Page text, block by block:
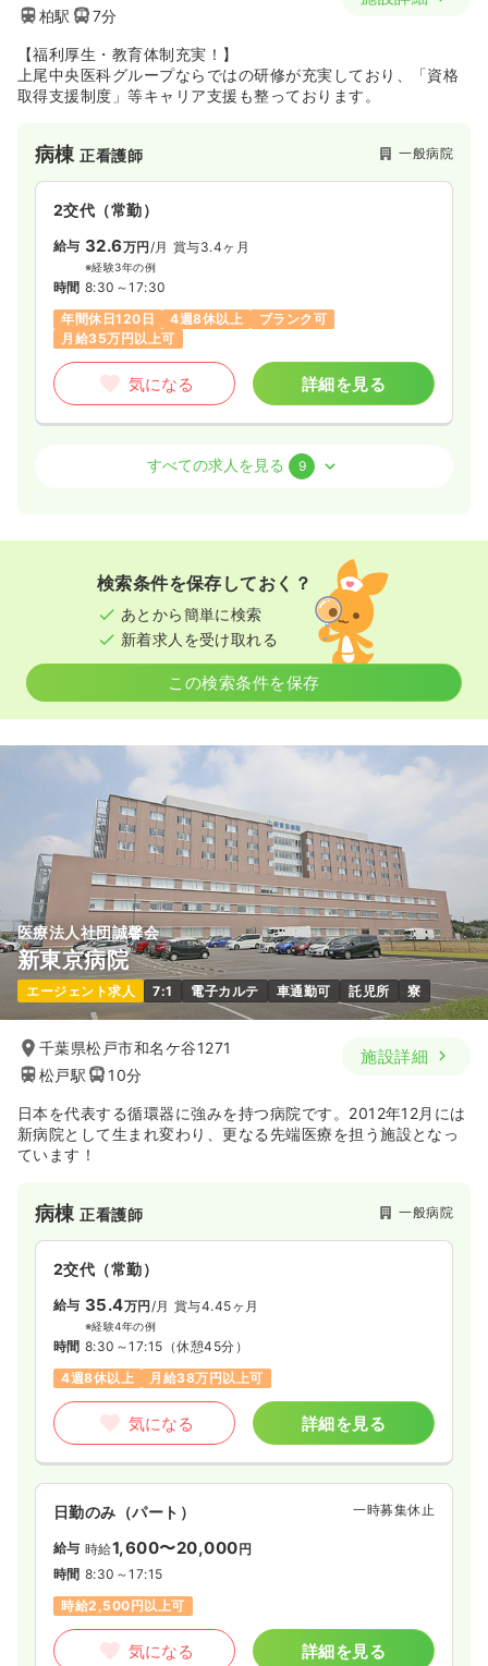
※経験3年の例
土日休み
年間休日124日 月給36万円以上可
日勤のみ（常勤）
給与 28.1万円/月 賞与2回
※経験3年の例
時間 8:30～17:30
土日休み
年間休日124日 月給32万円以上可
気になる 詳細を見る
ICU系
担当業務未経験可
月給37万円以上可
気になる 詳細を見る
一時募集休止
39.3 賞与2回
※経験7年の例
16:30～9:00
年間休日124日
4週8休以上
担当業務未経験可
月給39万円以上可
気になる 詳細を見る
病棟助産師 一般病院
2交代（常勤） 一時募集休止
※経験3年の例
時間 8:30～17:30
年間休日124日
夜勤のみ（常勤）
給与 39.9 賞与2回
※経験7年の例
年間休日124日
4週8休以上
ブランク可
月給39万円以上可
訪問看護正看護師
給与 28.3 万円/月 賞与2回
柏駅 7分
【福利厚生・教育体制充実！】
上尾中央医科グループならではの研修が充実しており、「資格
取得支援制度」等キャリア支援も整っております。
病棟正看護師 一般病院
2交代（常勤）
給与 32.6万円 /月 賞与3.4ヶ月
※経験3年の例
時間 8:30～17:30
年間休日120日
4週8休以上
ブランク可
月給35万円以上可
気になる 詳細を見る
オペ室(手術室)正看護師
8:30～17:30
年間休日120日
4週8休以上
オンコールあり
ブランク可
第二新卒可 月給29万円以上可
気になる 詳細を見る
内視鏡 正看護師 一般病院
日勤のみ（常勤）
給与 23.3万円〜/月 賞与3.4ヶ月
※経験7年の例
9:00～17:30（休憩60分）
年間休日120日
オンコールあり 月給23万円以上可
気になる
2交代（常勤）
時間 8:30～17:30
年間休日120日
救急外来正看護師
2交代（常勤）
※経験3年の例
時間 9:00～17:30
年間休日120日
4週8休以上 ブランク可
第二新卒可
詳細を見る
ICU系正看護師
2交代（常勤）
すべての求人を見る 9
検索条件を保存しておく？
あとから簡単に検索
新着求人を受け取れる
この検索条件を保存
医療法人社団誠馨会
新東京病院
エージェント求人 7:1 電子カルテ 車通勤可 託児所 寮
千葉県松戸市和名ケ谷1271
松戸駅
10分
施設詳細
日本を代表する循環器に強みを持つ病院です。2012年12月には
新病院として生まれ変わり、更なる先端医療を担う施設となっ
ています！
病棟正看護師 一般病院
2交代（常勤）
給与 35.4万円 /月 賞与4.45ヶ月
※経験4年の例
時間 8:30～17:15 （休憩45分）
4週8休以上
月給38万円以上可
気になる 詳細を見る
日勤のみ（パート） 一時募集休止
給与 時給1,600〜20,000円
時間 8:30～17:15
時給2,500円以上可
気になる 詳細を見る